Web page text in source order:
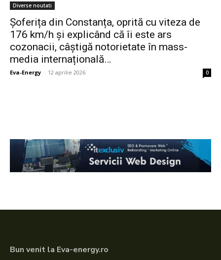
Diverse noutati
Șoferița din Constanța, oprită cu viteza de
176 km/h și explicând că îi este ars
cozonacii, câștigă notorietate în mass-
media internațională…
Eva-Energy - 12 aprilie 2026 0
Bun venit la Eva-energy.ro